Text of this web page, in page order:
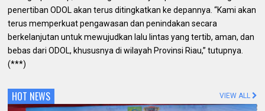
penertiban ODOL akan terus ditingkatkan ke depannya. “Kami akan
terus memperkuat pengawasan dan penindakan secara
berkelanjutan untuk mewujudkan lalu lintas yang tertib, aman, dan
bebas dari ODOL, khususnya di wilayah Provinsi Riau,” tutupnya.
(***)
HOT NEWS VIEW ALL